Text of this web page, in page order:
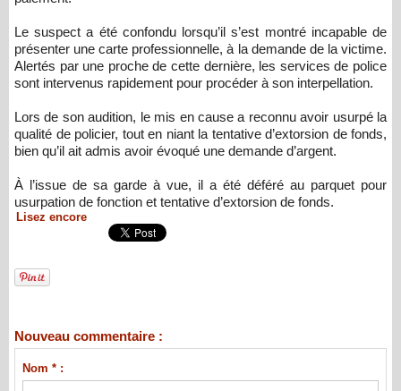
Le suspect a été confondu lorsqu’il s’est montré incapable de
présenter une carte professionnelle, à la demande de la victime.
Alertés par une proche de cette dernière, les services de police
sont intervenus rapidement pour procéder à son interpellation.
Lors de son audition, le mis en cause a reconnu avoir usurpé la
qualité de policier, tout en niant la tentative d’extorsion de fonds,
bien qu’il ait admis avoir évoqué une demande d’argent.
À l’issue de sa garde à vue, il a été déféré au parquet pour
usurpation de fonction et tentative d’extorsion de fonds.
Lisez encore
Nouveau commentaire :
Nom * :